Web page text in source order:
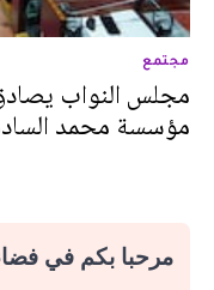
مجتمع
مجلس النواب
مؤسسة محمد
مرحبا بكم في